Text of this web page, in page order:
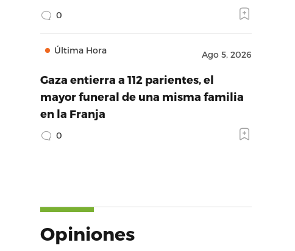
0
Última Hora Ago 5, 2026
Gaza entierra a 112 parientes, el
mayor funeral de una misma familia
en la Franja
0
Opiniones